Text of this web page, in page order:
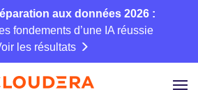
aux données 2026 :
fondements d’une IA réussie
les résultats